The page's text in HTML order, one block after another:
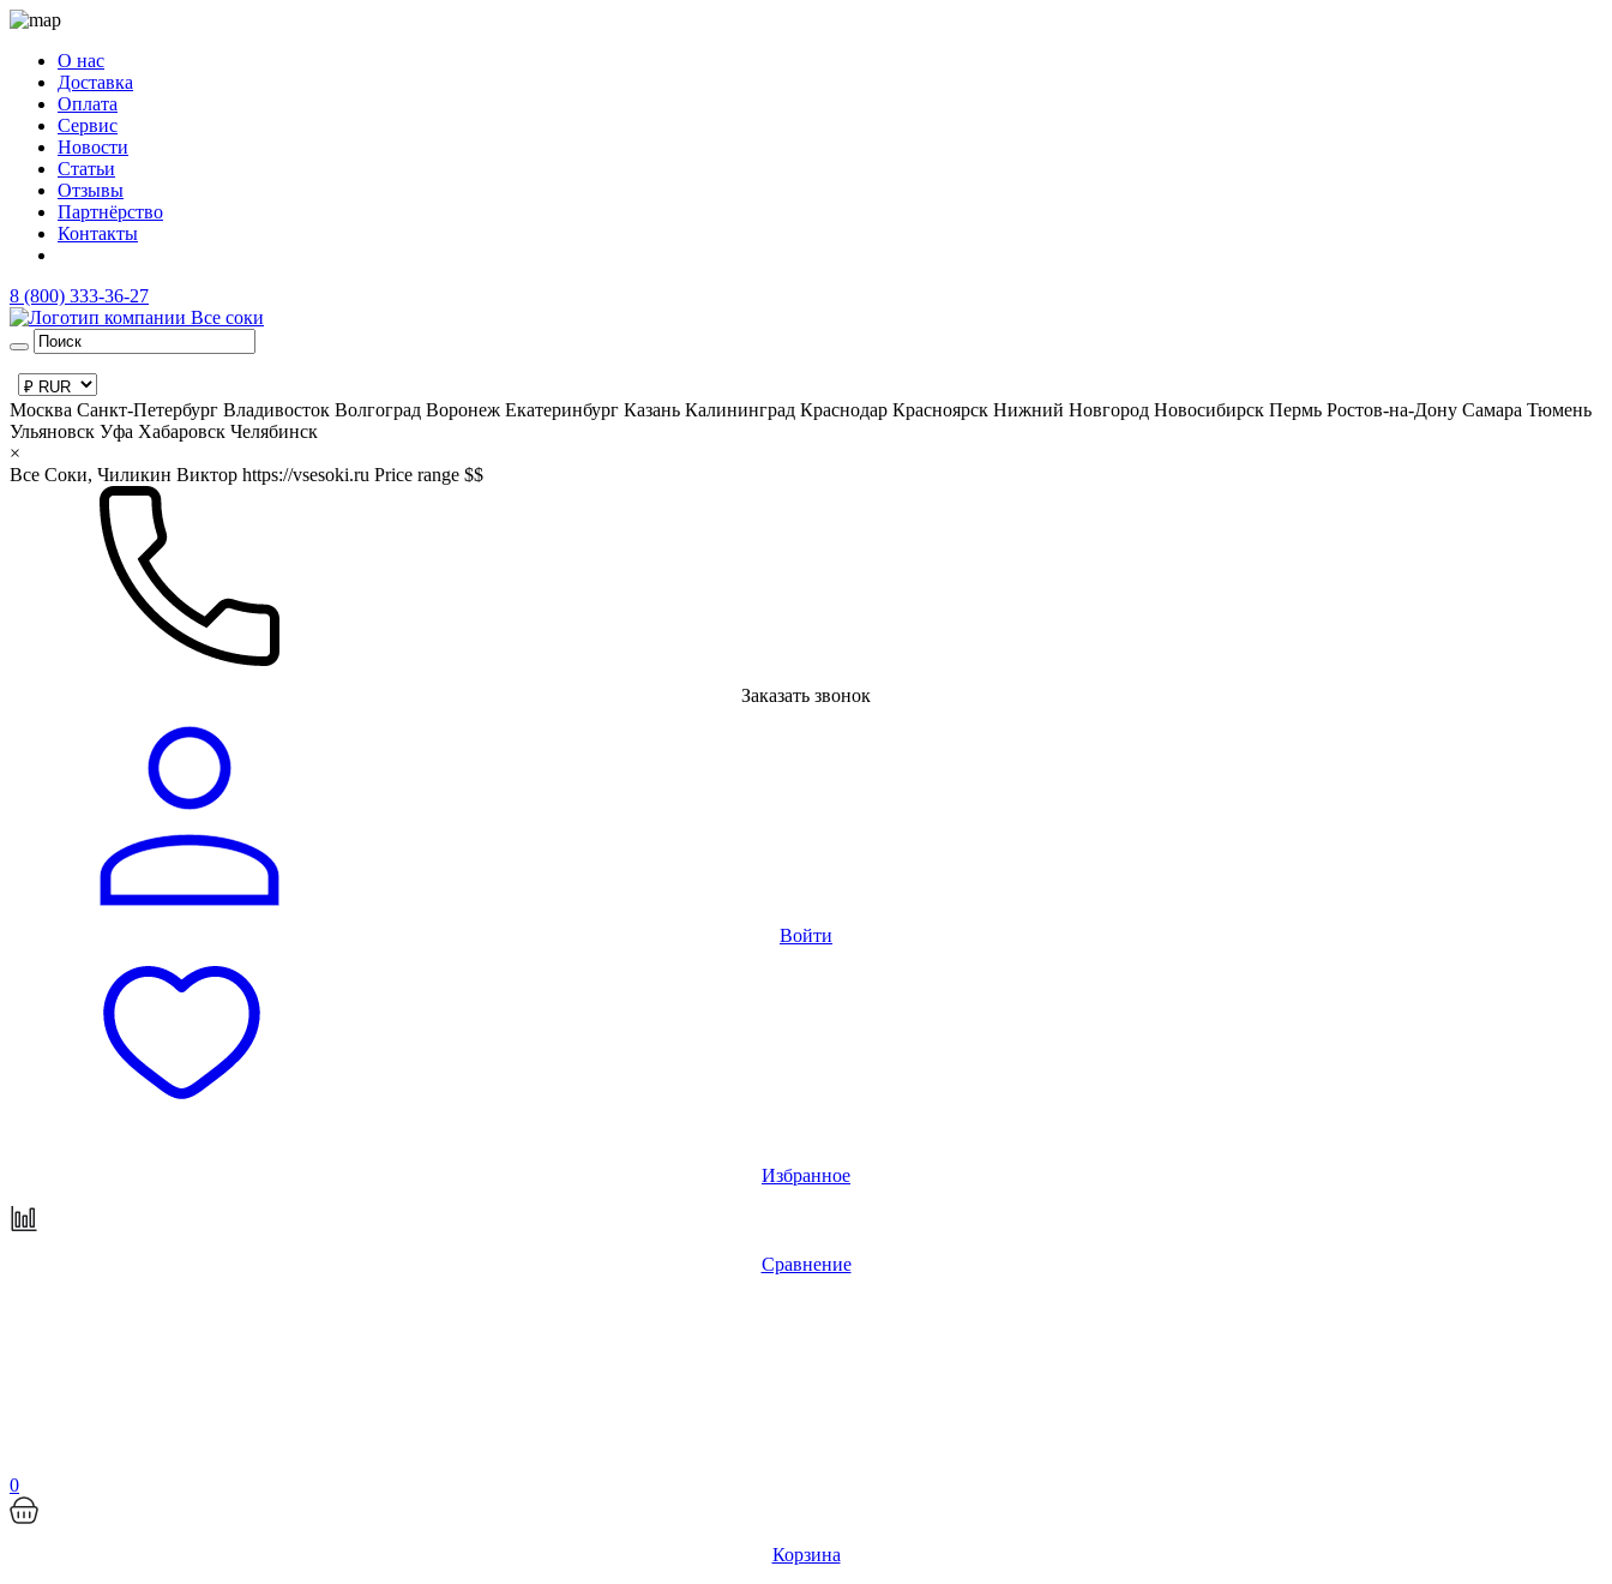
О нас
Доставка
Оплата
Сервис
Новости
Статьи
Отзывы
Партнёрство
Контакты
8 (800) 333-36-27
Москва Санкт-Петербург Владивосток Волгоград Воронеж Екатеринбург Казань Калининград Краснодар Красноярск Нижний Новгород Новосибирск Пермь Ростов-на-Дону Самара Тюмень
Ульяновск Уфа Хабаровск Челябинск
×
Все Соки, Чиликин Виктор https://vsesoki.ru Price range $$
Заказать звонок
Войти
Избранное
Сравнение
0
Корзина